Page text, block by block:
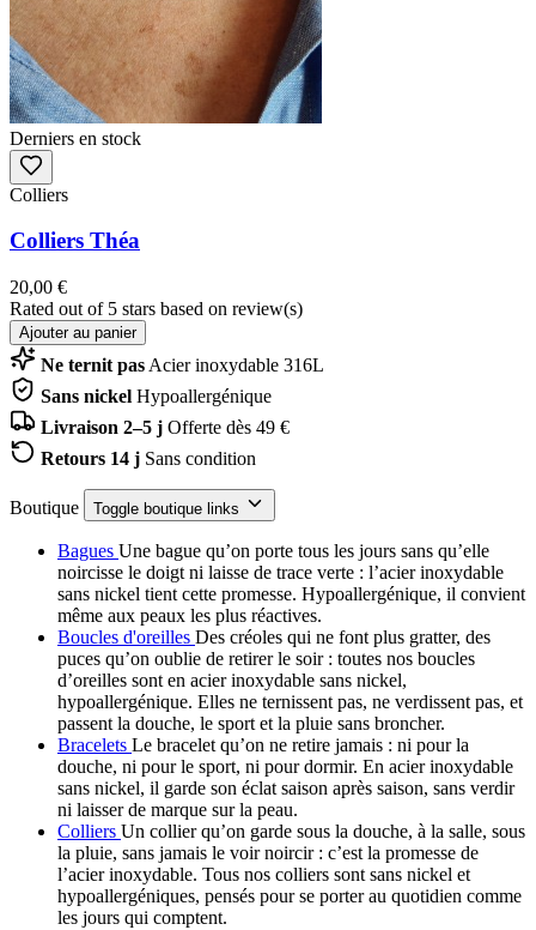
Derniers en stock
Colliers
Colliers Théa
20,00 €
Rated out of 5 stars based on review(s)
Ajouter au panier
Ne ternit pas Acier inoxydable 316L
Sans nickel Hypoallergénique
Livraison 2–5 j Offerte dès 49 €
Retours 14 j Sans condition
Boutique Toggle boutique links
Bagues Une bague qu’on porte tous les jours sans qu’elle
noircisse le doigt ni laisse de trace verte : l’acier inoxydable
sans nickel tient cette promesse. Hypoallergénique, il convient
même aux peaux les plus réactives.
Boucles d'oreilles Des créoles qui ne font plus gratter, des
puces qu’on oublie de retirer le soir : toutes nos boucles
d’oreilles sont en acier inoxydable sans nickel,
hypoallergénique. Elles ne ternissent pas, ne verdissent pas, et
passent la douche, le sport et la pluie sans broncher.
Bracelets Le bracelet qu’on ne retire jamais : ni pour la
douche, ni pour le sport, ni pour dormir. En acier inoxydable
sans nickel, il garde son éclat saison après saison, sans verdir
ni laisser de marque sur la peau.
Colliers Un collier qu’on garde sous la douche, à la salle, sous
la pluie, sans jamais le voir noircir : c’est la promesse de
l’acier inoxydable. Tous nos colliers sont sans nickel et
hypoallergéniques, pensés pour se porter au quotidien comme
les jours qui comptent.